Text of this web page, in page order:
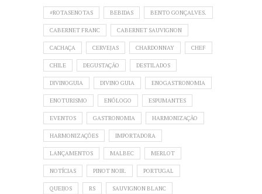
#ROTASENOTAS BEBIDAS BENTO GONÇALVES.
CABERNET FRANC CABERNET SAUVIGNON
CACHAÇA CERVEJAS CHARDONNAY CHEF
CHILE DEGUSTAÇÃO DESTILADOS
DIVINOGUIA DIVINO GUIA ENOGASTRONOMIA
ENOTURISMO ENÓLOGO ESPUMANTES
EVENTOS GASTRONOMIA HARMONIZAÇÃO
HARMONIZAÇÕES IMPORTADORA
LANÇAMENTOS MALBEC MERLOT
NOTÍCIAS PINOT NOIR. PORTUGAL
QUEIJOS RS SAUVIGNON BLANC